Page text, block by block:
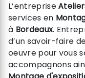
L’entreprise
services en
à Bordeaux.
d’un savoir-faire
oeuvre pour vous
accompagnons